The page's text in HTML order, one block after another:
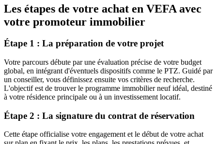
Les étapes de votre achat en VEFA avec
votre promoteur immobilier
Étape 1 : La préparation de votre projet
Votre parcours débute par une évaluation précise de votre budget
global, en intégrant d'éventuels dispositifs comme le PTZ. Guidé par
un conseiller, vous définissez ensuite vos critères de recherche.
L'objectif est de trouver le programme immobilier neuf idéal, destiné
à votre résidence principale ou à un investissement locatif.
Étape 2 : La signature du contrat de réservation
Cette étape officialise votre engagement et le début de votre achat